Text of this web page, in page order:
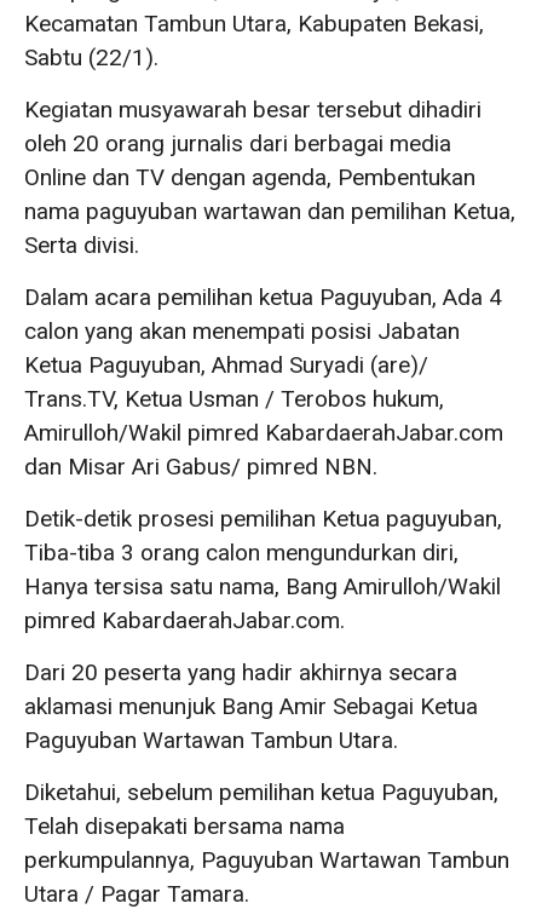
Kecamatan Tambun Utara, Kabupaten Bekasi,
Sabtu (22/1).
Kegiatan musyawarah besar tersebut dihadiri
oleh 20 orang jurnalis dari berbagai media
Online dan TV dengan agenda, Pembentukan
nama paguyuban wartawan dan pemilihan Ketua,
Serta divisi.
Dalam acara pemilihan ketua Paguyuban, Ada 4
calon yang akan menempati posisi Jabatan
Ketua Paguyuban, Ahmad Suryadi (are)/
Trans.TV, Ketua Usman / Terobos hukum,
Amirulloh/Wakil pimred KabardaerahJabar.com
dan Misar Ari Gabus/ pimred NBN.
Detik-detik prosesi pemilihan Ketua paguyuban,
Tiba-tiba 3 orang calon mengundurkan diri,
Hanya tersisa satu nama, Bang Amirulloh/Wakil
pimred KabardaerahJabar.com.
Dari 20 peserta yang hadir akhirnya secara
aklamasi menunjuk Bang Amir Sebagai Ketua
Paguyuban Wartawan Tambun Utara.
Diketahui, sebelum pemilihan ketua Paguyuban,
Telah disepakati bersama nama
perkumpulannya, Paguyuban Wartawan Tambun
Utara / Pagar Tamara.